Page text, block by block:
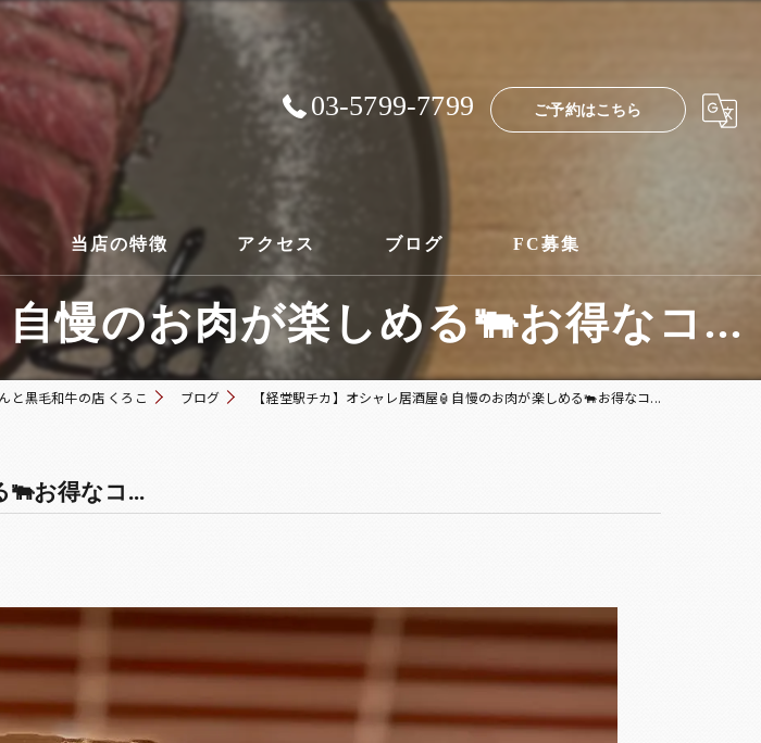
03-5799-7799 ご予約はこちら
当店の特徴
コース
アクセス ブログ FC募集
慢のお肉が楽しめる🐃お得なコ...
と黒毛和牛の店 くろこ ブログ 【経堂駅チカ】オシャレ居酒屋🏮自慢のお肉が楽しめる🐃お得なコ...
🐃お得なコ...